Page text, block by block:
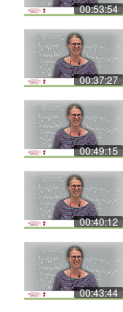
00:53:54
00:37:27
00:49:15
00:40:12
00:43:44